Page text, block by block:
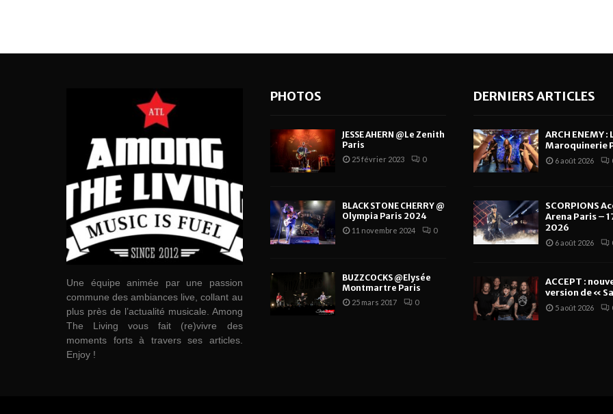
Une équipe animée par une passion
commune des ambiances live, collant au
plus près de l’actualité musicale. Among
The Living vous fait (re)vivre des
moments forts à travers ses articles.
Enjoy !
PHOTOS
JESSE AHERN @Le Zenith
Paris
25 février 2023 0
BLACK STONE CHERRY @
Olympia Paris 2024
11 novembre 2024 0
BUZZCOCKS @Elysée
Montmartre Paris
25 mars 2017 0
DERNIERS ARTICLES
ARCH ENEMY :
Maroquinerie
6 août 2026
SCORPIONS
Arena Paris –
2026
6 août 2026
ACCEPT :
version de «
5 août 2026